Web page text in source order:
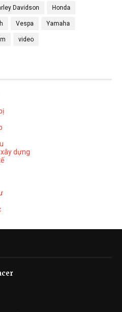
Davidson Honda
Vespa Yamaha
video
dựng